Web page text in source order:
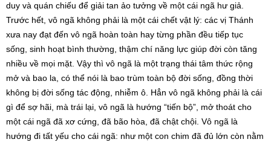
duy và quán chiếu để giải tan ảo tưởng về một cái ngã hư giả.
Trước hết, vô ngã không phải là một cái chết vật lý: các vị Thánh
xưa nay đạt đến vô ngã hoàn toàn hay từng phần đều tiếp tục
sống, sinh hoạt bình thường, thậm chí năng lực giúp đời còn tăng
nhiều về mọi mặt. Vậy thì vô ngã là một trạng thái tâm thức rộng
mở và bao la, có thể nói là bao trùm toàn bộ đời sống, đồng thời
không bị đời sống tác động, nhiễm ô. Hẳn vô ngã không phải là cái
gì để sợ hãi, mà trái lại, vô ngã là hướng “tiến bộ”, mở thoát cho
một cái ngã đã xơ cứng, đã bão hòa, đã chật chội. Vô ngã là
hướng đi tất yếu cho cái ngã: như một con chim đã đủ lớn còn nằm